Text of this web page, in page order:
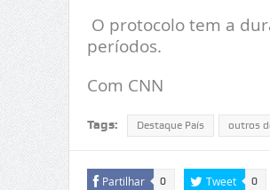
O protocolo tem a
períodos.
Com CNN
Tags: Destaque País outros
Partilhar 0 Tweet 0